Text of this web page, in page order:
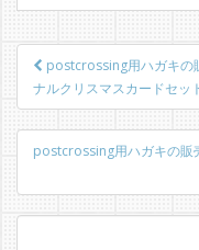
投
稿
ナ
ビ
ゲ
ー
postcrossing用ハガキの
ナルクリスマスカードセッ
postcrossing用ハガキの販